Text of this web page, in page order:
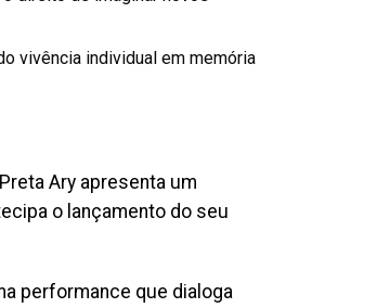
vivência individual em memória
Ary apresenta um
o lançamento do seu
performance que dialoga